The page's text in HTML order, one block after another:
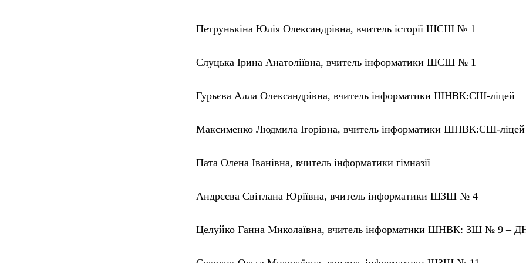
Петрунькіна Юлія Олександрівна, вчитель історії ШСШ № 1
Слуцька Ірина Анатоліївна, вчитель інформатики ШСШ № 1
Гурьєва Алла Олександрівна, вчитель інформатики ШНВК:СШ-ліцей
Максименко Людмила Ігорівна, вчитель інформатики ШНВК:СШ-ліцей
Пата Олена Іванівна, вчитель інформатики гімназії
Андрєєва Світлана Юріївна, вчитель інформатики ШЗШ № 4
Целуйко Ганна Миколаївна, вчитель інформатики ШНВК: ЗШ № 9 –